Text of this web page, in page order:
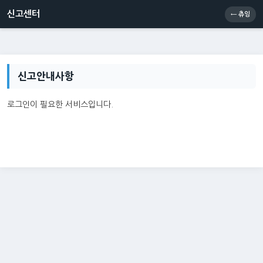
신고센터 메인
신고센터 ← 츄잉
신고안내사항
로그인이 필요한 서비스입니다.